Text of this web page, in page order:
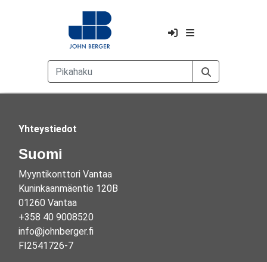
Yhteystiedot
Suomi
Myyntikonttori Vantaa
Kuninkaanmäentie 120B
01260 Vantaa
+358 40 9008520
info@johnberger.fi
FI2541726-7